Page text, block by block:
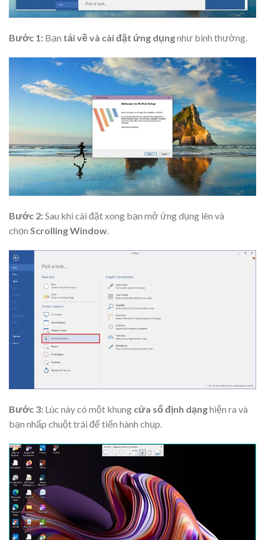
Bước 1: Bạn tải về và cài đặt ứng dụngnhư bình thường.
Bước 2:Sau khi cài đặt xong bạn mở ứng dụng lên và
chọn Scrolling Window.
Bước 3: Lúc này có một khung cửa sổ định dạnghiện ra và
bạn nhấp chuột trái để tiến hành chụp.